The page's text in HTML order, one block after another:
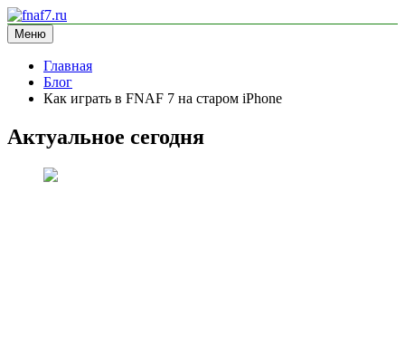
Перейти
к
содержимому
fnaf7.ru
информационный сайт
Меню
Главная
Блог
Как играть в FNAF 7 на старом iPhone
Актуальное сегодня